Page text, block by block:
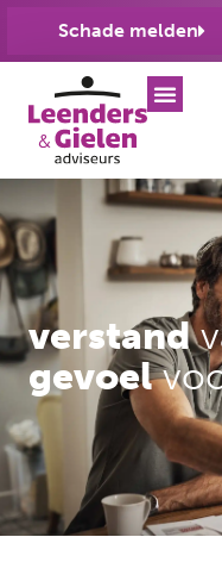
Schade melden
verstand
gevoel